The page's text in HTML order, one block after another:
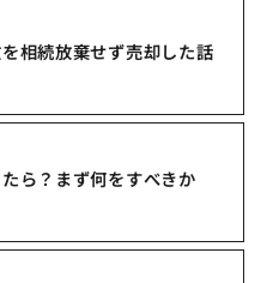
相続放棄せず売却した話
ら？まず何をすべきか